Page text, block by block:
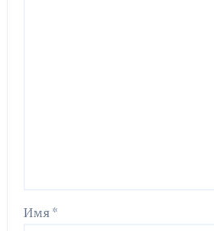
Имя*